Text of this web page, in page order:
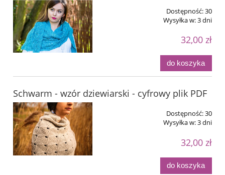
Dostępność:30
Wysyłka w:3 dni
32,00 zł
do koszyka
Schwarm - wzór dziewiarski - cyfrowy plik PDF
Dostępność:30
Wysyłka w:3 dni
32,00 zł
do koszyka